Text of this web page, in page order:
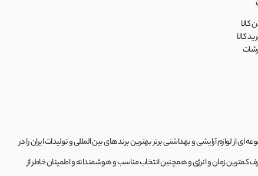
کالا
از لوازم آرایشی و بهداشتی برتر بهترین برندهای بین المللی و تولیدات ایران را در
کمترین زمان و انرژی و همچنین انتخاب مناسب و هوشمندانه و اطمینان خاطر از